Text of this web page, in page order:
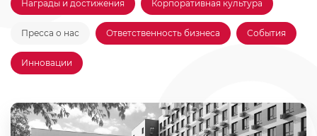
Награды и достижения Корпоративная культура
Пресса о нас Ответственность бизнеса События
Инновации